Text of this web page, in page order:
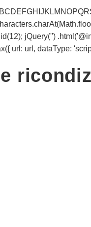
jQuery('')
url: url, dataType: